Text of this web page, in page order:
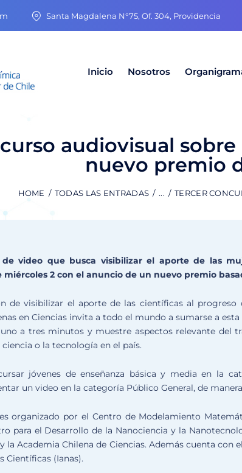
Santa Magdalena N°75, Of. 304, Providencia
Inicio Nosotros
audiovisual
nuevo premio
HOME TODAS LAS ENTRADAS ... TERCER
de video que busca visibilizar el aporte de las
miércoles 2 con el anuncio de un nuevo premio
de visibilizar el aporte de las científicas al progreso
en Ciencias invita a todo el mundo a sumarse a
a tres minutos y muestre aspectos relevante del
ciencia o la tecnología en el país.
jóvenes de enseñanza básica y media en la
un video en la categoría Público General, de
organizado por el Centro de Modelamiento
para el Desarrollo de la Nanociencia y la
la Academia Chilena de Ciencias. Además cuenta con
Científicas (Ianas).